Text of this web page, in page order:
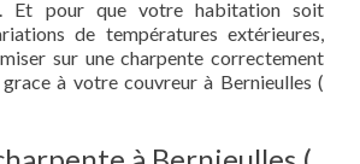
Et pour que votre habitation soit
de températures extérieures,
sur une charpente correctement
à votre couvreur à Bernieulles (